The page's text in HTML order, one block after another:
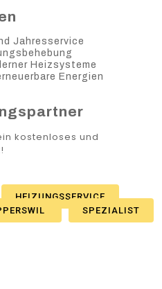
Jahresservice
Heizsysteme
Energien
kostenloses und
HEIZUNGSSERVICE
SPEZIALIST